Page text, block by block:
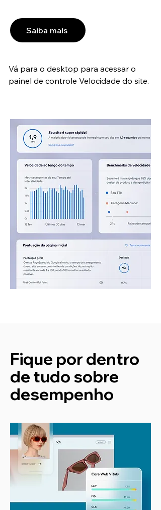
Saiba mais
Vá para o desktop para acessar o
painel de controle Velocidade do site.
Fique por dentro
de tudo sobre
desempenho